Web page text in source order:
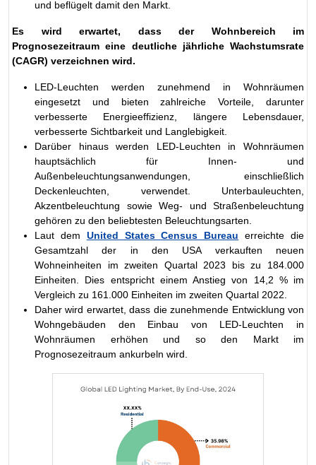
und beflügelt damit den Markt.
Es wird erwartet, dass der Wohnbereich im
Prognosezeitraum eine deutliche jährliche Wachstumsrate
(CAGR) verzeichnen wird.
LED-Leuchten werden zunehmend in Wohnräumen
eingesetzt und bieten zahlreiche Vorteile, darunter
verbesserte Energieeffizienz, längere Lebensdauer,
verbesserte Sichtbarkeit und Langlebigkeit.
Darüber hinaus werden LED-Leuchten in Wohnräumen
hauptsächlich für Innen- und
Außenbeleuchtungsanwendungen, einschließlich
Deckenleuchten, verwendet. Unterbauleuchten,
Akzentbeleuchtung sowie Weg- und Straßenbeleuchtung
gehören zu den beliebtesten Beleuchtungsarten.
Laut dem United States Census Bureau erreichte die
Gesamtzahl der in den USA verkauften neuen
Wohneinheiten im zweiten Quartal 2023 bis zu 184.000
Einheiten. Dies entspricht einem Anstieg von 14,2 % im
Vergleich zu 161.000 Einheiten im zweiten Quartal 2022.
Daher wird erwartet, dass die zunehmende Entwicklung von
Wohngebäuden den Einbau von LED-Leuchten in
Wohnräumen erhöhen und so den Markt im
Prognosezeitraum ankurbeln wird.